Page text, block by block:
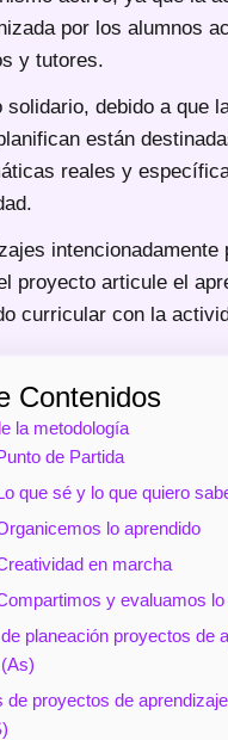
por los alumnos
y tutores.
solidario, debido a que
están
reales y
intencionadamente
proyecto articule el
curricular con la
Contenidos
la metodología
de Partida
que sé y lo que quiero
lo aprendido
en marcha
y evaluamos lo
planeación proyectos de
de proyectos de